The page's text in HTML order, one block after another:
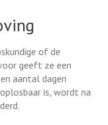
of de
geeft ze een
aantal dagen
is, wordt na